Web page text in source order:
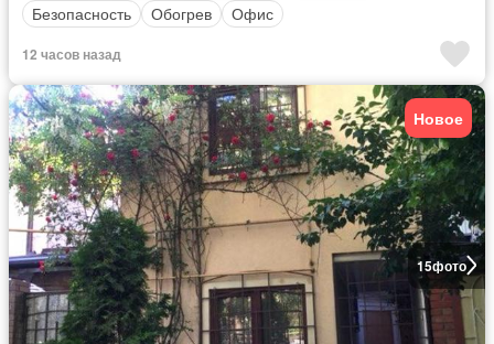
Безопасность
Обогрев Офис
12 часов назад
15фото
Новое